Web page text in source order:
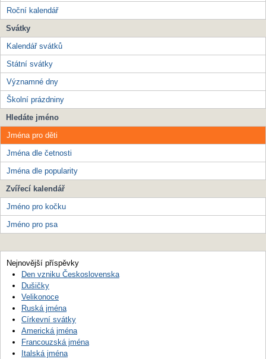
Roční kalendář
Svátky
Kalendář svátků
Státní svátky
Významné dny
Školní prázdniny
Hledáte jméno
Jména pro děti
Jména dle četnosti
Jména dle popularity
Zvířecí kalendář
Jméno pro kočku
Jméno pro psa
Nejnovější příspěvky
Den vzniku Československa
Dušičky
Velikonoce
Ruská jména
Církevní svátky
Americká jména
Francouzská jména
Italská jména